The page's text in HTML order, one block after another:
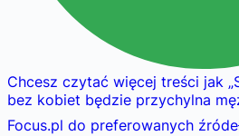
Chcesz czytać więcej treści jak „
bez kobiet będzie przychylna
Focus.pl do preferowanych